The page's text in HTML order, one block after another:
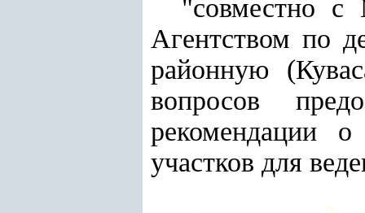
"совместно с
Агентством по
районную
вопросов
рекомендации
участков для